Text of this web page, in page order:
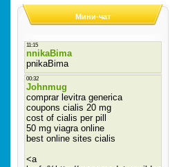
Мини-чат